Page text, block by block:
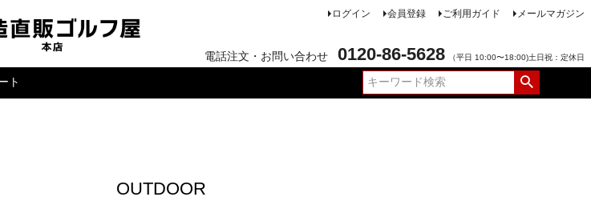
ログイン 会員登録 ご利用ガイド メールマガジン
電話注文・お問い合わせ 0120-86-5628 （平日 10:00〜18:00)土日祝：定休日
ト
OUTDOOR